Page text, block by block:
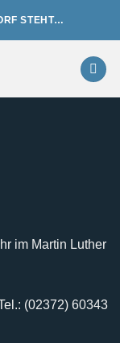
STEHT…
im Martin Luther
(02372) 60343